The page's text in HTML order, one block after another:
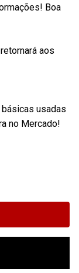
Boa
aos
usadas
no Mercado!